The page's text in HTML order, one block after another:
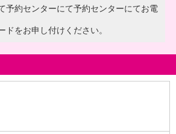
予約センターにて予約センターにてお電
ドをお申し付けください。